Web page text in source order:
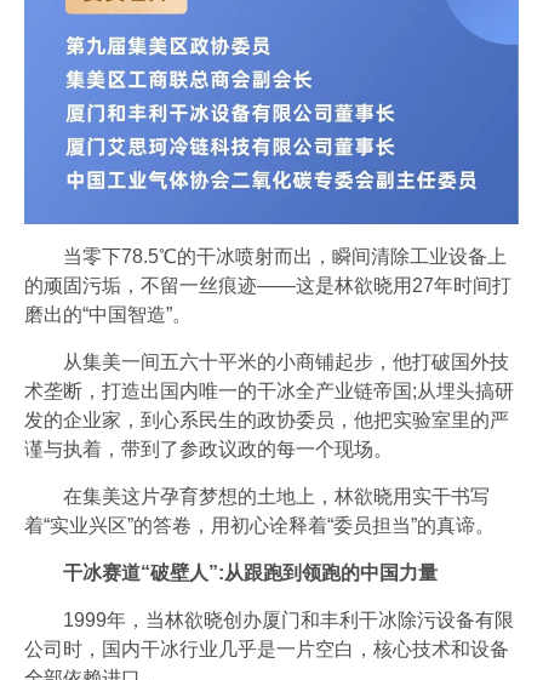
当零下78.5℃的干冰喷射而出，瞬间清除工业设备上
的顽固污垢，不留一丝痕迹——这是林欲晓用27年时间打
磨出的“中国智造”。
从集美一间五六十平米的小商铺起步，他打破国外技
术垄断，打造出国内唯一的干冰全产业链帝国;从埋头搞研
发的企业家，到心系民生的政协委员，他把实验室里的严
谨与执着，带到了参政议政的每一个现场。
在集美这片孕育梦想的土地上，林欲晓用实干书写
着“实业兴区”的答卷，用初心诠释着“委员担当”的真谛。
干冰赛道“破壁人”:从跟跑到领跑的中国力量
1999年，当林欲晓创办厦门和丰利干冰除污设备有限
公司时，国内干冰行业几乎是一片空白，核心技术和设备